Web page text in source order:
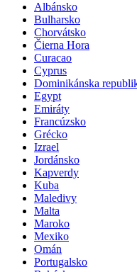
Albánsko
Bulharsko
Chorvátsko
Čierna Hora
Curacao
Cyprus
Dominikánska
Egypt
Emiráty
Francúzsko
Grécko
Izrael
Jordánsko
Kapverdy
Kuba
Maledivy
Malta
Maroko
Mexiko
Omán
Portugalsko